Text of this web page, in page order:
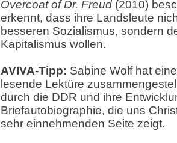
Overcoat of Dr. Freud (2010)
erkennt, dass ihre Landsleute
besseren Sozialismus, sondern
Kapitalismus wollen.
AVIVA-Tipp: Sabine Wolf hat
lesende Lektüre
durch die DDR und ihre
Briefautobiographie, die uns
sehr einnehmenden Seite zeigt.